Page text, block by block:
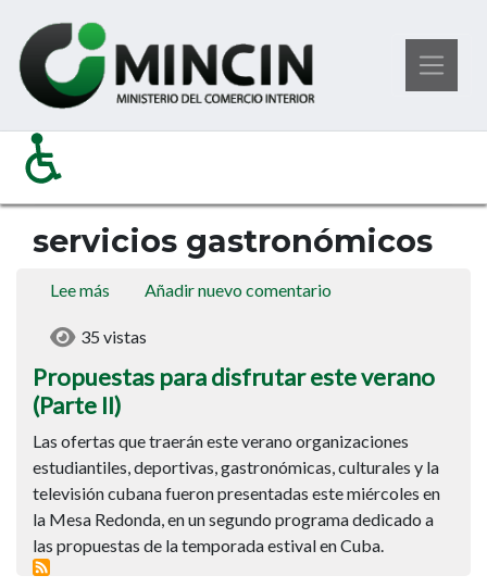
servicios gastronómicos
Lee más sobre
para
disfrutar
este
verano
(Parte
II)
Añadir nuevo comentario
35 vistas
Propuestas para disfrutar este verano
(Parte II)
Las ofertas que traerán este verano organizaciones
estudiantiles, deportivas, gastronómicas, culturales y la
televisión cubana fueron presentadas este miércoles en
la Mesa Redonda, en un segundo programa dedicado a
las propuestas de la temporada estival en Cuba.